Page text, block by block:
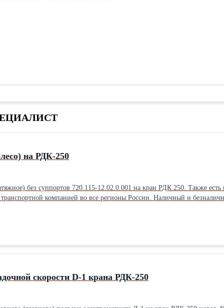
на РДК-250
без суппортов 720.115-12.02.0.001 на кран РДК 250. Также
компанией во все регионы России. Наличный и безналичный расчет (с НДС). На фото натяжное
скорости D-1 крана РДК-250